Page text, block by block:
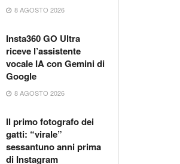
8 AGOSTO 2026
Insta360 GO Ultra
riceve l’assistente
vocale IA con Gemini di
Google
8 AGOSTO 2026
Il primo fotografo dei
gatti: “virale”
sessantuno anni prima
di Instagram